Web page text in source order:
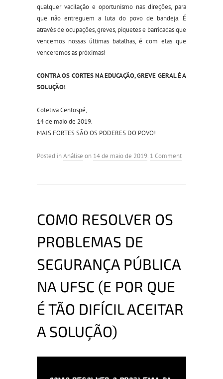
qualquer vacilação e oportunismo nas direções, para
que não entreguem a luta do povo de bandeja. É
através de ocupações, greves, piquetes e barricadas que
vencemos nossas últimas batalhas, é com elas que
venceremos as próximas!
CONTRA OS CORTES NA EDUCAÇÃO, GREVE GERAL É A
SOLUÇÃO!
Coletiva Centospé,
14 de maio de 2019.
MAIS FORTES SÃO OS PODERES DO POVO!
Posted inAnálise on 14 de maio de 2019. 1 Comment
COMO RESOLVER OS
PROBLEMAS DE
SEGURANÇA PÚBLICA
NA UFSC (E POR QUE
É TÃO DIFÍCIL ACEITAR
A SOLUÇÃO)